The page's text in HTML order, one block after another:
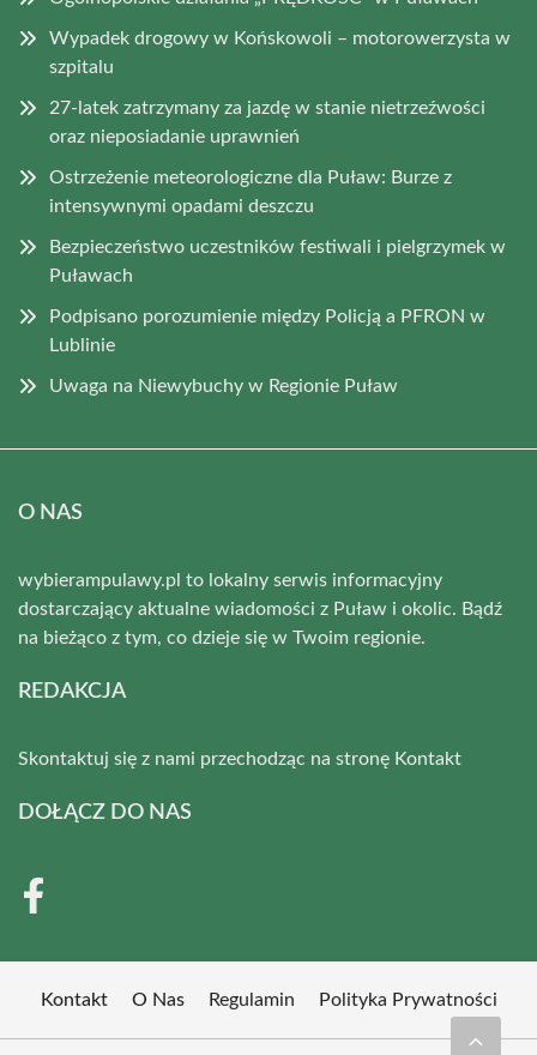
Wypadek drogowy w Końskowoli – motorowerzysta w
szpitalu
27-latek zatrzymany za jazdę w stanie nietrzeźwości
oraz nieposiadanie uprawnień
Ostrzeżenie meteorologiczne dla Puław: Burze z
intensywnymi opadami deszczu
Bezpieczeństwo uczestników festiwali i pielgrzymek w
Puławach
Podpisano porozumienie między Policją a PFRON w
Lublinie
Uwaga na Niewybuchy w Regionie Puław
O NAS
wybierampulawy.pl to lokalny serwis informacyjny
dostarczający aktualne wiadomości z Puław i okolic. Bądź
na bieżąco z tym, co dzieje się w Twoim regionie.
REDAKCJA
Skontaktuj się z nami przechodząc na stronę Kontakt
DOŁĄCZ DO NAS
Kontakt O Nas Regulamin Polityka Prywatności